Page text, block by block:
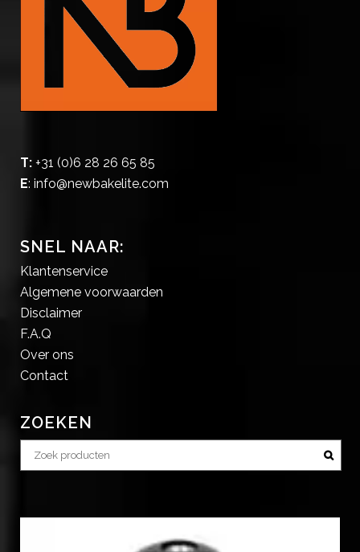
T: +31 (0)6 28 26 65 85
E: info@newbakelite.com
SNEL NAAR:
Klantenservice
Algemene voorwaarden
Disclaimer
F.A.Q
Over ons
Contact
ZOEKEN